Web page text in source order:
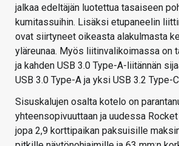
jalkaa edeltäjän luotettua tasaiseen
kumitassuihin. Lisäksi etupaneelin
ovat siirtyneet oikeasta alakulmasta
yläreunaa. Myös liitinvalikoimassa on
ja kahden USB 3.0 Type-A-liitännän
USB 3.0 Type-A ja yksi USB 3.2 Type-
Sisuskalujen osalta kotelo on
yhteensopivuuttaan ja uudessa
jopa 2,9 korttipaikan paksuisille